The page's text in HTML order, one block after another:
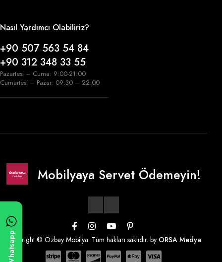
Nasıl Yardımcı Olabiliriz?
+90 507 563 54 84
+90 312 348 33 55
Pazartesi – Cuma: 9:00-21:00
Cumartesi – Pazar: 09:30 – 22:00
Mobilyaya Servet Ödemeyin!
Copyright © Özbay Mobilya. Tüm hakları saklıdır. by ORSA Medya
Whatsapp